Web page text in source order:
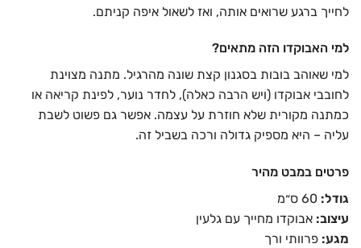
לחייך ברגע שרואים אותה, ואז לשאול איפה קניתם.
למי האבוקדו הזה מתאים?
למי שאוהב בובות בסגנון קצת שונה מהרגיל. מתנה מצוינת
לחובבי אבוקדו (ויש הרבה כאלה), לחדר נוער, לפינת קריאה או
כמתנה מקורית שלא חוזרת על עצמה. אפשר גם פשוט לשבת
עליה – היא מספיק גדולה ורכה בשביל זה.
פרטים במבט מהיר
גודל:
עיצוב: אבוקדו מחייך עם גלעין
מגע: פרוותי ורך